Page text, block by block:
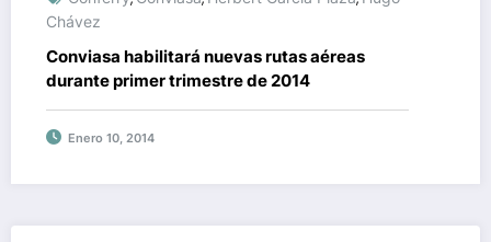
Chávez
Conviasa habilitará nuevas rutas aéreas
durante primer trimestre de 2014
Enero 10, 2014